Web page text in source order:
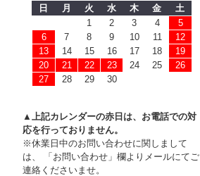
日
月 火 水 木 金
土
1
2 3 4
5
6
7 8 9 10 11
12
13
14 15 16 17 18
19
20
21 22 23 24 25
26
27
28 29 30
▲上記カレンダーの赤日は、お電話での対
応を行っておりません。
※休業日中のお問い合わせに関しまして
は、 「お問い合わせ」欄よりメールにてご
連絡くださいませ。